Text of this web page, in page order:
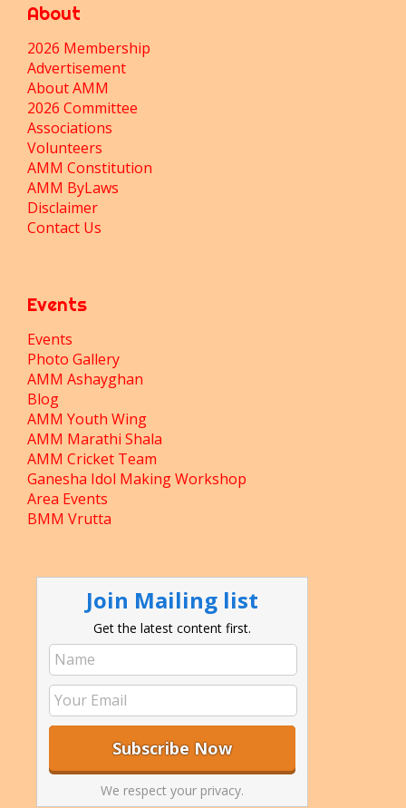
About
2026 Membership
Advertisement
About AMM
2026 Committee
Associations
Volunteers
AMM Constitution
AMM ByLaws
Disclaimer
Contact Us
Events
Events
Photo Gallery
AMM Ashayghan
Blog
AMM Youth Wing
AMM Marathi Shala
AMM Cricket Team
Ganesha Idol Making Workshop
Area Events
BMM Vrutta
Join Mailing list
Get the latest content first.
We respect your privacy.